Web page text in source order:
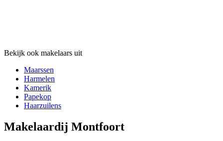
Bekijk ook makelaars uit
Maarssen
Harmelen
Kamerik
Papekop
Haarzuilens
Makelaardij Montfoort